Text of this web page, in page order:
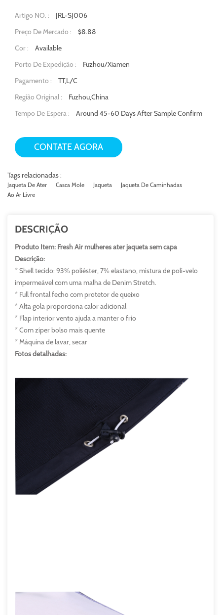
Artigo NO. :
JRL-SJ006
Preço De Mercado :
$8.88
Cor :
Available
Porto De Expedição :
Fuzhou/Xiamen
Pagamento :
TT,L/C
Região Original :
Fuzhou,China
Tempo De Espera :
Around 45-60 Days After Sample Confirm
CONTATE AGORA
Tags relacionadas :
Jaqueta De Ater Casca Mole Jaqueta
Jaqueta De Caminhadas
Ao Ar Livre
DESCRIÇÃO
Produto Item: Fresh Air mulheres ater jaqueta sem capa
Descrição:
* Shell tecido: 93% poliéster, 7% elastano, mistura de poli-velo
impermeável com uma malha de Denim Stretch.
* Full frontal fecho com protetor de queixo
* Alta gola proporciona calor adicional
* Flap interior vento ajuda a manter o frio
* Com zíper bolso mais quente
* Máquina de lavar, secar
Fotos detalhadas: